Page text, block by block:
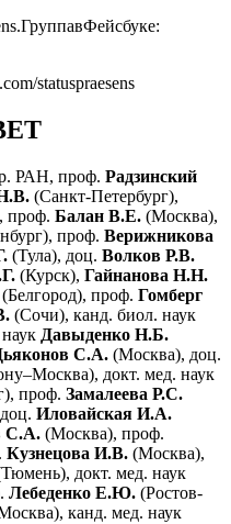
statuspraesens
РАН, проф. Радзинский
(Санкт-Петербург),
проф. Балан В.Е. (Москва),
проф. Верижникова
(Тула), доц. Волков Р.В.
(Курск), Гайнанова Н.Н.
(Белгород), проф. Гомберг
(Сочи), канд. биол. наук
Давыденко Н.Б.
С.А. (Москва), доц.
докт. мед. наук
проф. Замалеева Р.С.
Иловайская И.А.
С.А. (Москва), проф.
Кузнецова И.В. (Москва),
докт. мед. наук
Лебеденко Е.Ю. (Ростов-
канд. мед. наук